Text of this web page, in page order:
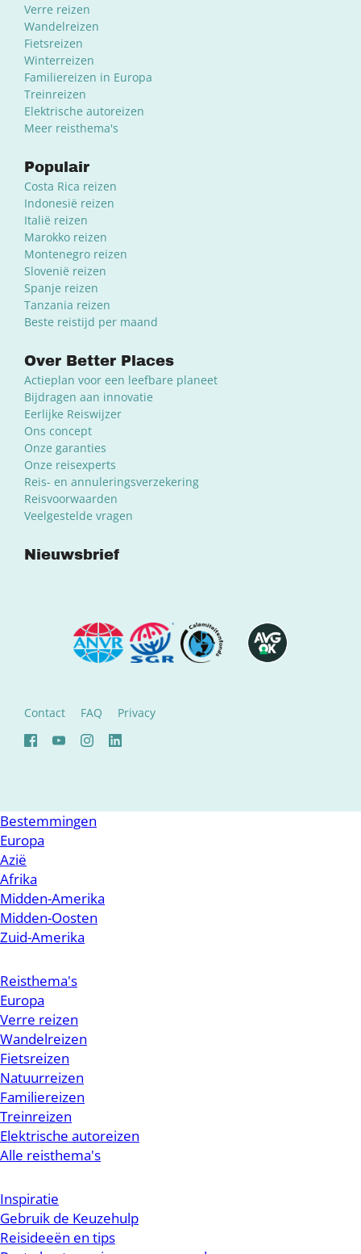
Verre reizen
Wandelreizen
Fietsreizen
Winterreizen
Familiereizen in Europa
Treinreizen
Elektrische autoreizen
Meer reisthema's
Populair
Costa Rica reizen
Indonesië reizen
Italië reizen
Marokko reizen
Montenegro reizen
Slovenië reizen
Spanje reizen
Tanzania reizen
Beste reistijd per maand
Over Better Places
Actieplan voor een leefbare planeet
Bijdragen aan innovatie
Eerlijke Reiswijzer
Ons concept
Onze garanties
Onze reisexperts
Reis- en annuleringsverzekering
Reisvoorwaarden
Veelgestelde vragen
Nieuwsbrief
Contact FAQ Privacy
Bestemmingen
Europa
Azië
Afrika
Midden-Amerika
Midden-Oosten
Zuid-Amerika
Reisthema's
Europa
Verre reizen
Wandelreizen
Fietsreizen
Natuurreizen
Familiereizen
Treinreizen
Elektrische autoreizen
Alle reisthema's
Inspiratie
Gebruik de Keuzehulp
Reisideeën en tips